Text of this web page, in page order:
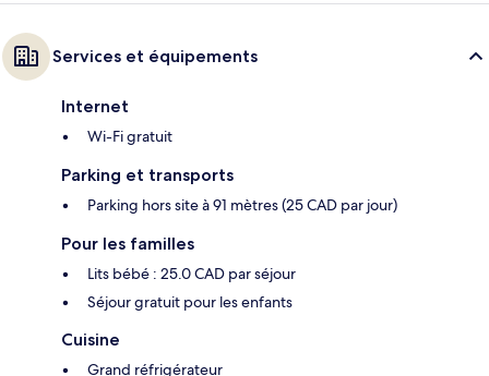
Services et équipements
Internet
Wi-Fi gratuit
Parking et transports
Parking hors site à 91 mètres (25 CAD par jour)
Pour les familles
Lits bébé : 25.0 CAD par séjour
Séjour gratuit pour les enfants
Cuisine
Grand réfrigérateur